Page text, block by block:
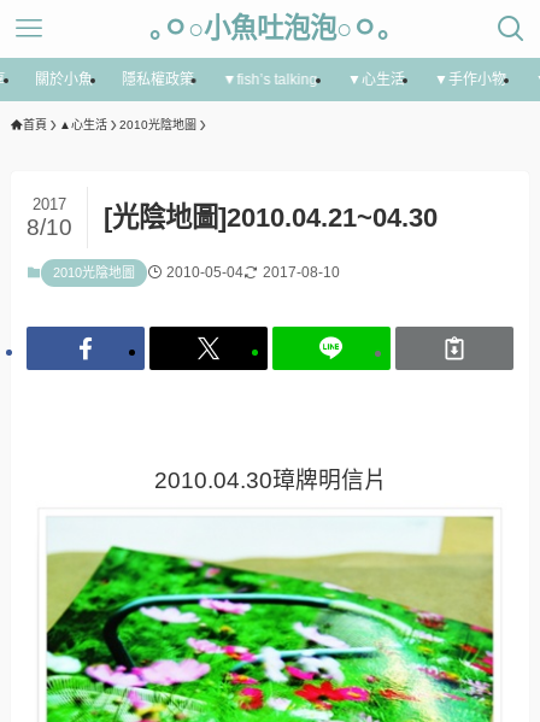
｡ㅇ○小魚吐泡泡○ㅇ｡
關於小魚 隱私權政策 ▼fish’s talking ▼心生活 ▼手作小物
首頁 ▲心生活 2010光陰地圖
[光陰地圖]2010.04.21~04.30
2017
8/10
2010光陰地圖 2010-05-04 2017-08-10
2010.04.30璋牌明信片